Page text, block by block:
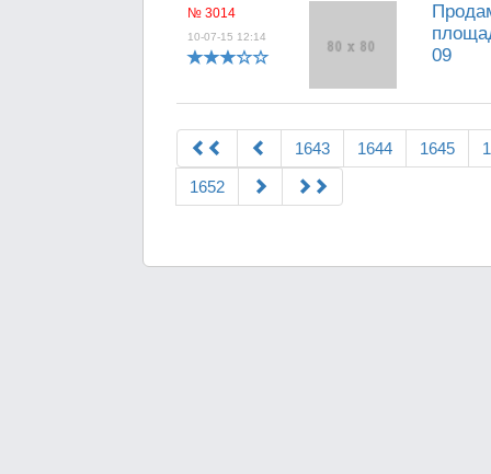
№ 3014
10-07-15 12:14
09
1643 1644 1645
1652